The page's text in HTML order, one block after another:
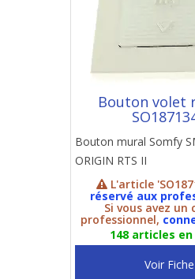
Bouton volet
Bouton mural Somfy
ORIGIN RTS II
L'article
réservé aux
Si vous avez un
professionnel,
148 articles
Voir Fiche